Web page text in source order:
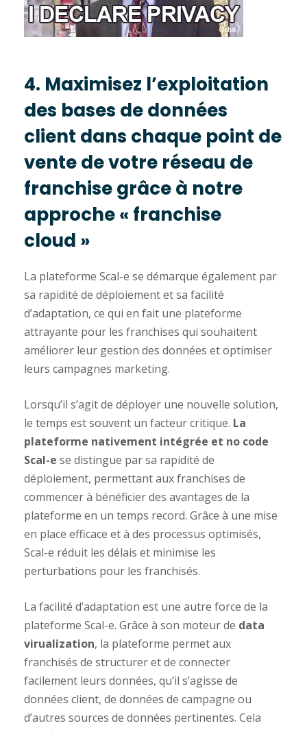
4. Maximisez l’exploitation
des bases de données
client dans chaque point de
vente de votre réseau de
franchise grâce à notre
approche « franchise
cloud »
La plateforme Scal-e se démarque également par
sa rapidité de déploiement et sa facilité
d’adaptation, ce qui en fait une plateforme
attrayante pour les franchises qui souhaitent
améliorer leur gestion des données et optimiser
leurs campagnes marketing.
Lorsqu’il s’agit de déployer une nouvelle solution,
le temps est souvent un facteur critique. La
plateforme nativement intégrée et no code
Scal-e se distingue par sa rapidité de
déploiement, permettant aux franchises de
commencer à bénéficier des avantages de la
plateforme en un temps record. Grâce à une mise
en place efficace et à des processus optimisés,
Scal-e réduit les délais et minimise les
perturbations pour les franchisés.
La facilité d’adaptation est une autre force de la
plateforme Scal-e. Grâce à son moteur de data
virualization, la plateforme permet aux
franchisés de structurer et de connecter
facilement leurs données, qu’il s’agisse de
données client, de données de campagne ou
d’autres sources de données pertinentes. Cela